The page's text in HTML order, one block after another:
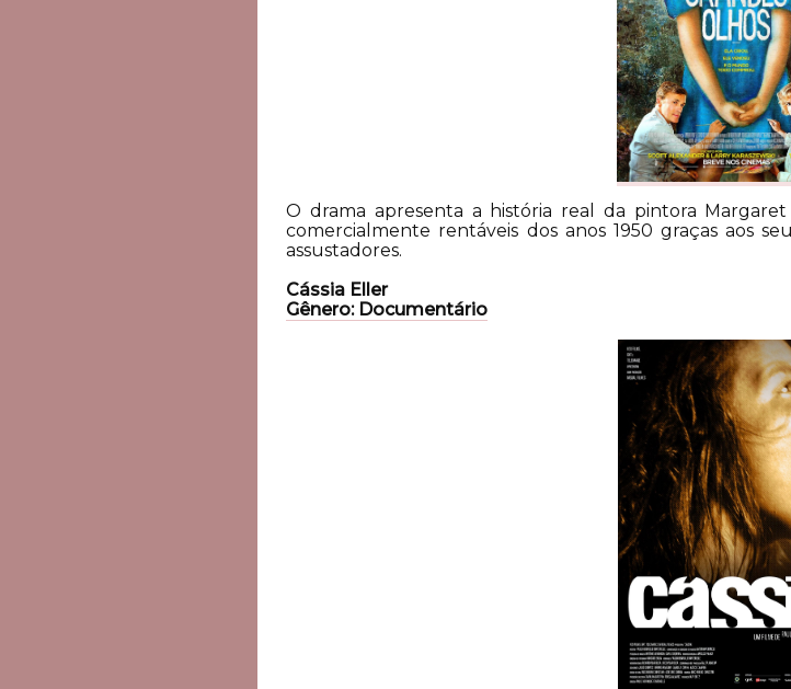
O drama apresenta a história real da pintora
comercialmente rentáveis dos anos 1950 graças aos
assustadores.
Cássia Eller
Gênero: Documentário